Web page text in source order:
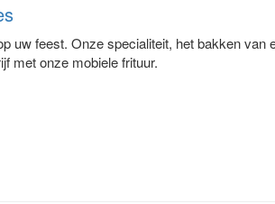
uw feest. Onze specialiteit, het bakken van
met onze mobiele frituur.